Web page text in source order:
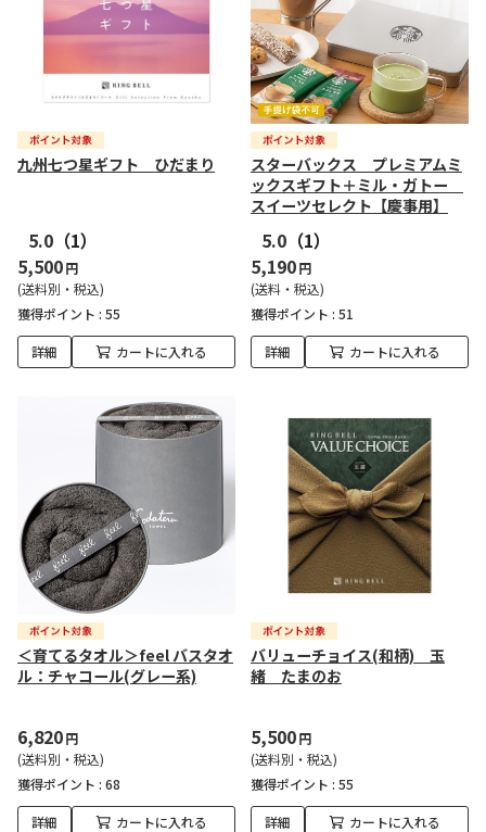
九州七つ星ギフト ひだまり
5.0 （1）
5,500円
(送料別・税込)
獲得ポイント : 55
詳細 カートに入れる
スターバックス プレミアムミ
ックスギフト＋ミル・ガトー
スイーツセレクト【慶事用】
5.0 （1）
5,190円
(送料・税込)
獲得ポイント : 51
詳細 カートに入れる
＜育てるタオル＞feel バスタオ
ル：チャコール(グレー系)
6,820円
(送料別・税込)
獲得ポイント : 68
詳細 カートに入れる
バリューチョイス(和柄) 玉
緒 たまのお
5,500円
(送料別・税込)
獲得ポイント : 55
詳細 カートに入れる